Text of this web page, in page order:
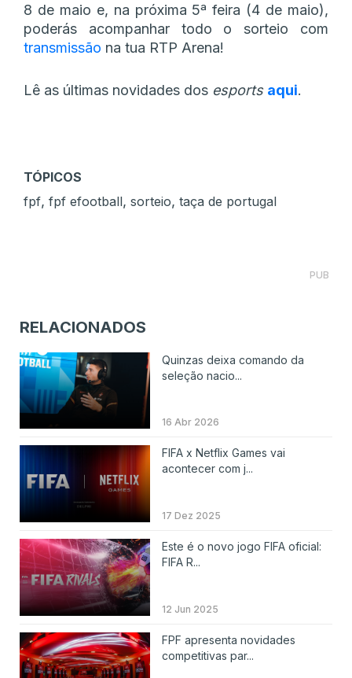
8 de maio e, na próxima 5ª feira (4 de maio),
poderás acompanhar todo o sorteio com
transmissão na tua RTP Arena!
Lê as últimas novidades dos esports aqui.
TÓPICOS
fpf, fpf efootball, sorteio, taça de portugal
PUB
RELACIONADOS
Quinzas deixa comando da
seleção nacio...
16 Abr 2026
FIFA x Netflix Games vai
acontecer com j...
17 Dez 2025
Este é o novo jogo FIFA oficial:
FIFA R...
12 Jun 2025
FPF apresenta novidades
competitivas par...